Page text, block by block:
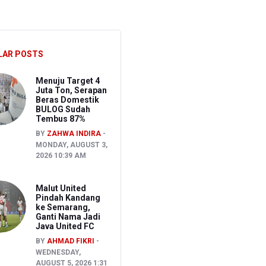
Pembakaran Lahan untuk Membuka Kebun Warga
POSTS
Menuju Target 4
Juta Ton, Serapan
Beras Domestik
BULOG Sudah
Tembus 87%
BY ZAHWA INDIRA
MONDAY, AUGUST 3,
2026 10:39 AM
Malut United
Pindah Kandang
ke Semarang,
Ganti Nama Jadi
Java United FC
BY AHMAD FIKRI
WEDNESDAY,
AUGUST 5, 2026 1:31